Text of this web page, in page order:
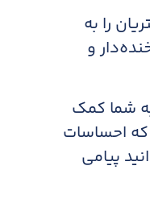
را به
و
به شما کمک
که احساسات
پیامی